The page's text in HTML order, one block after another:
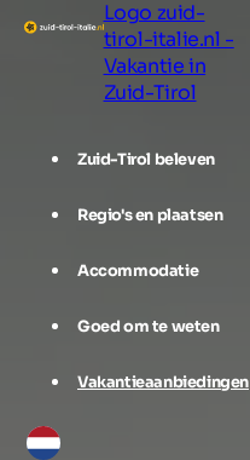
Logo zuid-
tirol-italie.nl -
Vakantie in
Zuid-Tirol
Zuid-Tirol beleven
Regio's en plaatsen
Accommodatie
Goed om te weten
Vakantieaanbiedingen